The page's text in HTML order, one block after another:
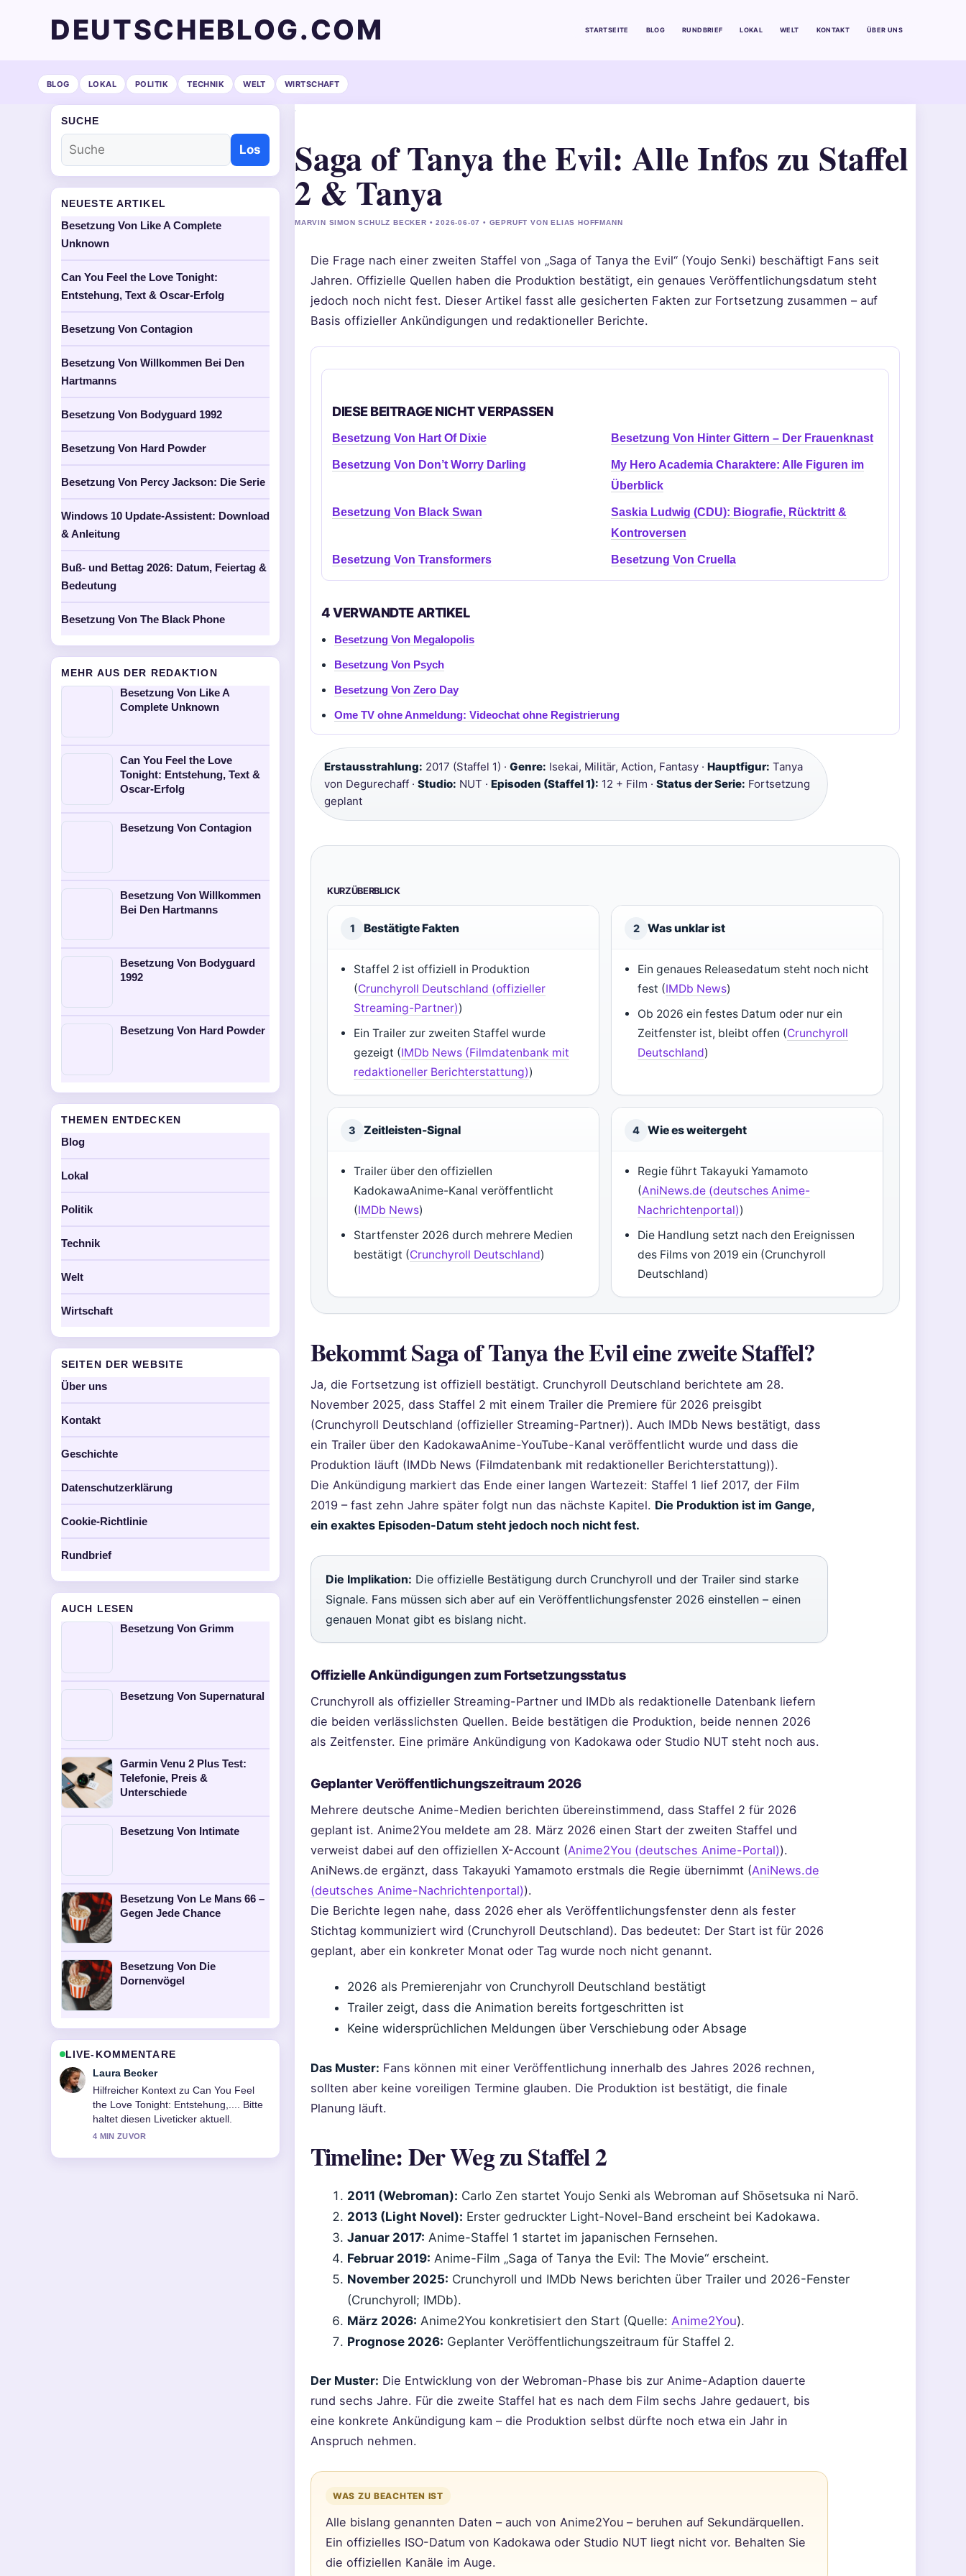
DEUTSCHEBLOG.COM STARTSEITE BLOG RUNDBRIEF LOKAL WELT KONTAKT ÜBER UNS
BLOG LOKAL POLITIK TECHNIK WELT WIRTSCHAFT
Saga of Tanya the Evil: Alle Infos zu Staffel
2 & Tanya
MARVIN SIMON SCHULZ BECKER • 2026-06-07 • GEPRUFT VON ELIAS HOFFMANN
Die Frage nach einer zweiten Staffel von „Saga of Tanya the Evil“ (Youjo Senki) beschäftigt Fans seit
Jahren. Offizielle Quellen haben die Produktion bestätigt, ein genaues Veröffentlichungsdatum steht
jedoch noch nicht fest. Dieser Artikel fasst alle gesicherten Fakten zur Fortsetzung zusammen – auf
Basis offizieller Ankündigungen und redaktioneller Berichte.
DIESE BEITRAGE NICHT VERPASSEN
Besetzung Von Hart Of Dixie Besetzung Von Hinter Gittern – Der Frauenknast
Besetzung Von Don’t Worry Darling
My Hero Academia Charaktere: Alle Figuren im
Überblick
Besetzung Von Black Swan
Saskia Ludwig (CDU): Biografie, Rücktritt &
Kontroversen
Besetzung Von Transformers Besetzung Von Cruella
4 VERWANDTE ARTIKEL
Besetzung Von Megalopolis
Besetzung Von Psych
Besetzung Von Zero Day
Ome TV ohne Anmeldung: Videochat ohne Registrierung
Erstausstrahlung: 2017 (Staffel 1) · Genre: Isekai, Militär, Action, Fantasy · Hauptfigur: Tanya
von Degurechaff · Studio: NUT · Episoden (Staffel 1): 12 + Film · Status der Serie: Fortsetzung
geplant
KURZÜBERBLICK
1 Bestätigte Fakten
Staffel 2 ist offiziell in Produktion
(Crunchyroll Deutschland (offizieller
Streaming-Partner))
Ein Trailer zur zweiten Staffel wurde
gezeigt (IMDb News (Filmdatenbank mit
redaktioneller Berichterstattung))
2 Was unklar ist
Ein genaues Releasedatum steht noch nicht
fest (IMDb News)
Ob 2026 ein festes Datum oder nur ein
Zeitfenster ist, bleibt offen (Crunchyroll
Deutschland)
3 Zeitleisten-Signal
Trailer über den offiziellen
KadokawaAnime-Kanal veröffentlicht
(IMDb News)
Startfenster 2026 durch mehrere Medien
bestätigt (Crunchyroll Deutschland)
4 Wie es weitergeht
Regie führt Takayuki Yamamoto
(AniNews.de (deutsches Anime-
Nachrichtenportal))
Die Handlung setzt nach den Ereignissen
des Films von 2019 ein (Crunchyroll
Deutschland)
Bekommt Saga of Tanya the Evil eine zweite Staffel?
Ja, die Fortsetzung ist offiziell bestätigt. Crunchyroll Deutschland berichtete am 28.
November 2025, dass Staffel 2 mit einem Trailer die Premiere für 2026 preisgibt
(Crunchyroll Deutschland (offizieller Streaming-Partner)). Auch IMDb News bestätigt, dass
ein Trailer über den KadokawaAnime-YouTube-Kanal veröffentlicht wurde und dass die
Produktion läuft (IMDb News (Filmdatenbank mit redaktioneller Berichterstattung)).
Die Ankündigung markiert das Ende einer langen Wartezeit: Staffel 1 lief 2017, der Film
2019 – fast zehn Jahre später folgt nun das nächste Kapitel. Die Produktion ist im Gange,
ein exaktes Episoden-Datum steht jedoch noch nicht fest.
Die Implikation: Die offizielle Bestätigung durch Crunchyroll und der Trailer sind starke
Signale. Fans müssen sich aber auf ein Veröffentlichungsfenster 2026 einstellen – einen
genauen Monat gibt es bislang nicht.
Offizielle Ankündigungen zum Fortsetzungsstatus
Crunchyroll als offizieller Streaming-Partner und IMDb als redaktionelle Datenbank liefern
die beiden verlässlichsten Quellen. Beide bestätigen die Produktion, beide nennen 2026
als Zeitfenster. Eine primäre Ankündigung von Kadokawa oder Studio NUT steht noch aus.
Geplanter Veröffentlichungszeitraum 2026
Mehrere deutsche Anime-Medien berichten übereinstimmend, dass Staffel 2 für 2026
geplant ist. Anime2You meldete am 28. März 2026 einen Start der zweiten Staffel und
verweist dabei auf den offiziellen X-Account (Anime2You (deutsches Anime-Portal)).
AniNews.de ergänzt, dass Takayuki Yamamoto erstmals die Regie übernimmt (AniNews.de
(deutsches Anime-Nachrichtenportal)).
Die Berichte legen nahe, dass 2026 eher als Veröffentlichungsfenster denn als fester
Stichtag kommuniziert wird (Crunchyroll Deutschland). Das bedeutet: Der Start ist für 2026
geplant, aber ein konkreter Monat oder Tag wurde noch nicht genannt.
2026 als Premierenjahr von Crunchyroll Deutschland bestätigt
Trailer zeigt, dass die Animation bereits fortgeschritten ist
Keine widersprüchlichen Meldungen über Verschiebung oder Absage
Das Muster: Fans können mit einer Veröffentlichung innerhalb des Jahres 2026 rechnen,
sollten aber keine voreiligen Termine glauben. Die Produktion ist bestätigt, die finale
Planung läuft.
Timeline: Der Weg zu Staffel 2
2011 (Webroman): Carlo Zen startet Youjo Senki als Webroman auf Shōsetsuka ni Narō.
2013 (Light Novel): Erster gedruckter Light-Novel-Band erscheint bei Kadokawa.
Januar 2017: Anime-Staffel 1 startet im japanischen Fernsehen.
Februar 2019: Anime-Film „Saga of Tanya the Evil: The Movie“ erscheint.
November 2025: Crunchyroll und IMDb News berichten über Trailer und 2026-Fenster
(Crunchyroll; IMDb).
März 2026: Anime2You konkretisiert den Start (Quelle: Anime2You).
Prognose 2026: Geplanter Veröffentlichungszeitraum für Staffel 2.
Der Muster: Die Entwicklung von der Webroman-Phase bis zur Anime-Adaption dauerte
rund sechs Jahre. Für die zweite Staffel hat es nach dem Film sechs Jahre gedauert, bis
eine konkrete Ankündigung kam – die Produktion selbst dürfte noch etwa ein Jahr in
Anspruch nehmen.
WAS ZU BEACHTEN IST
Alle bislang genannten Daten – auch von Anime2You – beruhen auf Sekundärquellen.
Ein offizielles ISO-Datum von Kadokawa oder Studio NUT liegt nicht vor. Behalten Sie
die offiziellen Kanäle im Auge.
SUCHE
Los
NEUESTE ARTIKEL
Besetzung Von Like A Complete
Unknown
Can You Feel the Love Tonight:
Entstehung, Text & Oscar-Erfolg
Besetzung Von Contagion
Besetzung Von Willkommen Bei Den
Hartmanns
Besetzung Von Bodyguard 1992
Besetzung Von Hard Powder
Besetzung Von Percy Jackson: Die Serie
Windows 10 Update-Assistent: Download
& Anleitung
Buß- und Bettag 2026: Datum, Feiertag &
Bedeutung
Besetzung Von The Black Phone
MEHR AUS DER REDAKTION
Besetzung Von Like A
Complete Unknown
Can You Feel the Love
Tonight: Entstehung, Text &
Oscar-Erfolg
Besetzung Von Contagion
Besetzung Von Willkommen
Bei Den Hartmanns
Besetzung Von Bodyguard
1992
Besetzung Von Hard Powder
THEMEN ENTDECKEN
Blog
Lokal
Politik
Technik
Welt
Wirtschaft
SEITEN DER WEBSITE
Über uns
Kontakt
Geschichte
Datenschutzerklärung
Cookie-Richtlinie
Rundbrief
AUCH LESEN
Besetzung Von Grimm
Besetzung Von Supernatural
Garmin Venu 2 Plus Test:
Telefonie, Preis &
Unterschiede
Besetzung Von Intimate
Besetzung Von Le Mans 66 –
Gegen Jede Chance
Besetzung Von Die
Dornenvögel
LIVE-KOMMENTARE
Nico Hoffmann
Die Berichterstattung zu Besetzung
Von Contagion wirkt solide und sehr
gut nachvollziehbar.
6 MIN ZUVOR